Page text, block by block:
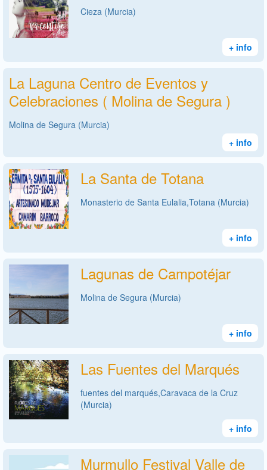
Cieza (Murcia)
+ info
La Laguna Centro de Eventos y
Celebraciones ( Molina de Segura )
Molina de Segura (Murcia)
+ info
La Santa de Totana
Monasterio de Santa Eulalia,Totana (Murcia)
+ info
Lagunas de Campotéjar
Molina de Segura (Murcia)
+ info
Las Fuentes del Marqués
fuentes del marqués,Caravaca de la Cruz
(Murcia)
+ info
Murmullo Festival Valle de